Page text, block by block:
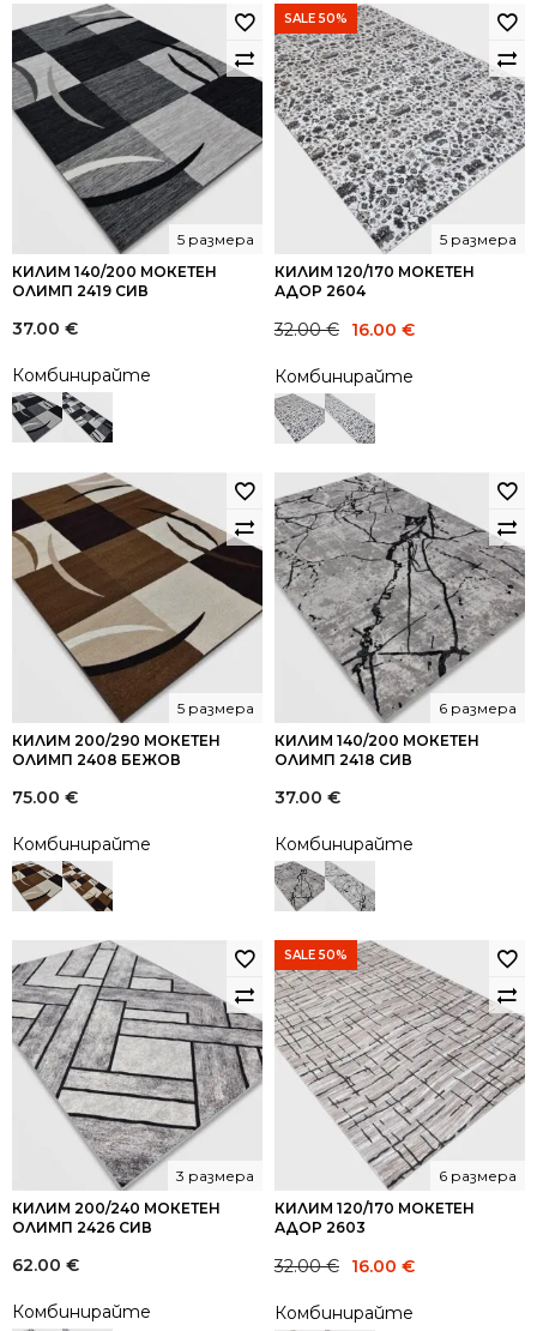
КИЛИМ 140/200 МОКЕТЕН
ОЛИМП 2419 СИВ
5 размера
37.00 €
Комбинирайте
SALE 50%
КИЛИМ 120/170 МОКЕТЕН
АДОР 2604
5 размера
32.00€
Original
was:
32.00 €.
16.00 €
Current
is:
16.00 €.
Комбинирайте
КИЛИМ 200/290 МОКЕТЕН
ОЛИМП 2408 БЕЖОВ
5 размера
75.00 €
Комбинирайте
КИЛИМ 140/200 МОКЕТЕН
ОЛИМП 2418 СИВ
6 размера
37.00 €
Комбинирайте
КИЛИМ 200/240 МОКЕТЕН
ОЛИМП 2426 СИВ
3 размера
62.00 €
Комбинирайте
SALE 50%
КИЛИМ 120/170 МОКЕТЕН
АДОР 2603
6 размера
32.00€
Original
was:
16.00 €
Current
is:
Комбинирайте